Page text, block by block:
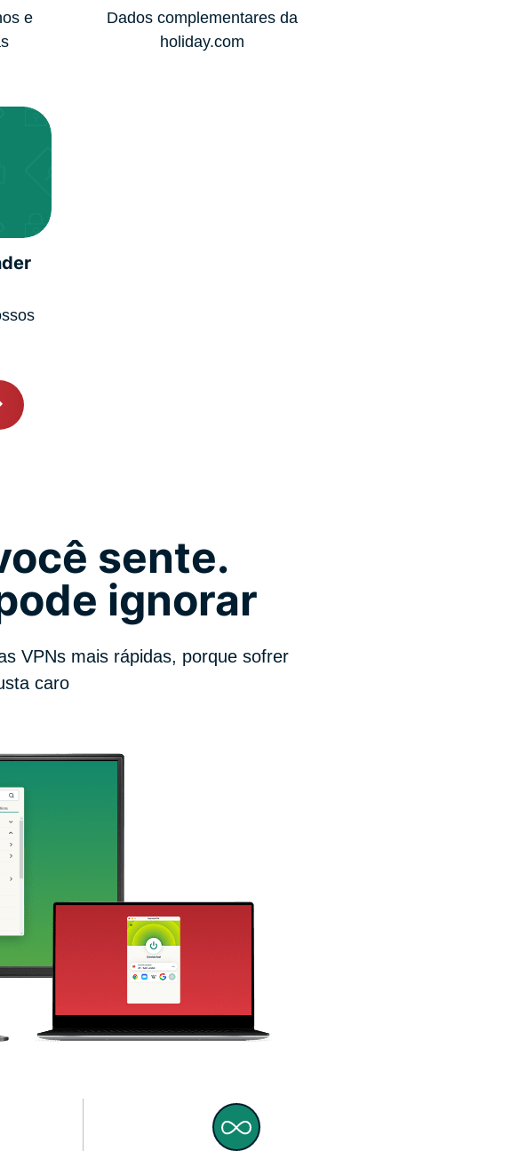
e
Dados complementares da
holiday.com
sente.
ignorar
VPNs mais rápidas, porque sofrer
caro